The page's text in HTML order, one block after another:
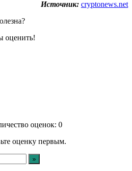
Источник: cryptonews.net
оценить!
оценок: 0
оценку первым.